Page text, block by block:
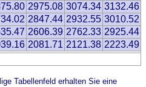
2975.08 3074.34 3132.46
2847.44 2932.55 3010.52
2606.39 2762.33 2925.44
2081.71 2121.38 2223.49
Tabellenfeld erhalten Sie eine